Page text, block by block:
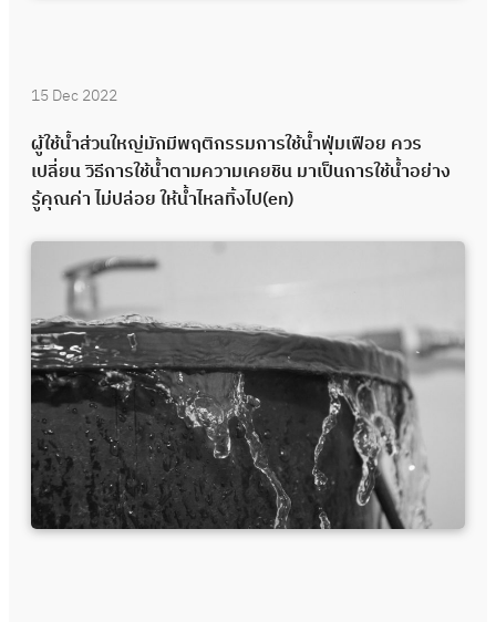
15 Dec 2022
ผู้ใช้น้ำส่วนใหญ่มักมีพฤติกรรมการใช้น้ำฟุ่มเฟือย ควร
เปลี่ยน วิธีการใช้น้ำตามความเคยชิน มาเป็นการใช้น้ำอย่าง
รู้คุณค่า ไม่ปล่อย ให้น้ำไหลทิ้งไป(en)